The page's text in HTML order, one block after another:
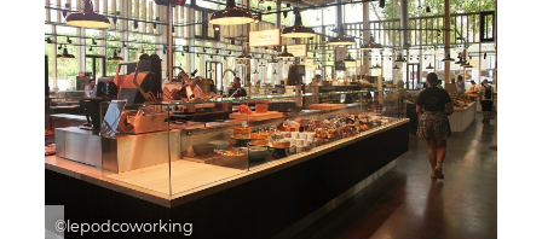
©lepodcoworking